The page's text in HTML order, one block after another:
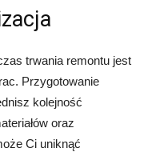
trwania remontu jest
Przygotowanie
kolejność
oraz
Ci uniknąć